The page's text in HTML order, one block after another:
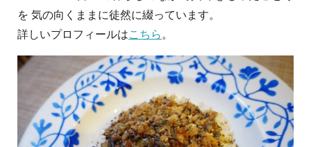
を 気の向くままに徒然に綴っています。
詳しいプロフィールはこちら。